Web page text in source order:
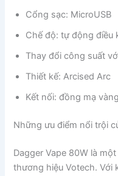
Cổng sạc: MicroUSB
Chế độ: tự động điều
Thay đổi công suất
Thiết kế: Arcised Arc
Kết nối: đồng mạ
Những ưu điểm nổi trội
Dagger Vape 80W là
thương hiệu Votech. Với